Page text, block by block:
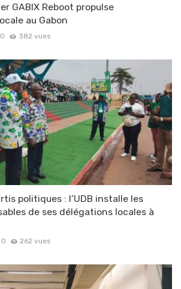
GABIX Reboot propulse
au Gabon
0 382 vues
politiques : l’UDB installe les
de ses délégations locales à
0 262 vues